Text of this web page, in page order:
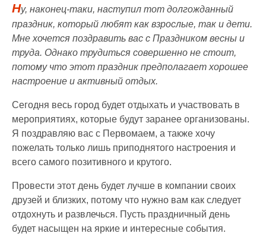
Ну, наконец-таки, наступил тот долгожданный
праздник, который любят как взрослые, так и дети.
Мне хочется поздравить вас с Праздником весны и
труда. Однако трудиться совершенно не стоит,
потому что этот праздник предполагает хорошее
настроение и активный отдых.
Сегодня весь город будет отдыхать и участвовать в
мероприятиях, которые будут заранее организованы.
Я поздравляю вас с Первомаем, а также хочу
пожелать только лишь приподнятого настроения и
всего самого позитивного и крутого.
Провести этот день будет лучше в компании своих
друзей и близких, потому что нужно вам как следует
отдохнуть и развлечься. Пусть праздничный день
будет насыщен на яркие и интересные события.